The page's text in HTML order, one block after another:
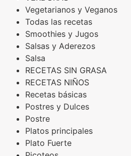
Vegetarianos y Veganos
Todas las recetas
Smoothies y Jugos
Salsas y Aderezos
Salsa
RECETAS SIN GRASA
RECETAS NIÑOS
Recetas básicas
Postres y Dulces
Postre
Platos principales
Plato Fuerte